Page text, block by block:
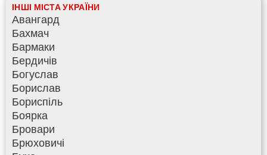
ІНШІ МІСТА УКРАЇНИ
Авангард
Бахмач
Бармаки
Бердичів
Богуслав
Борислав
Бориспіль
Боярка
Бровари
Брюховичі